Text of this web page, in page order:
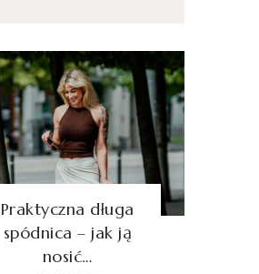
Praktyczna długa
spódnica – jak ją
nosić…